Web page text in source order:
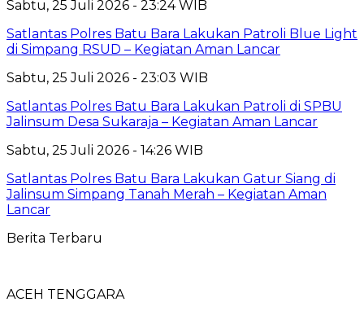
Sabtu, 25 Juli 2026 - 23:24 WIB
Satlantas Polres Batu Bara Lakukan Patroli Blue Light
di Simpang RSUD – Kegiatan Aman Lancar
Sabtu, 25 Juli 2026 - 23:03 WIB
Satlantas Polres Batu Bara Lakukan Patroli di SPBU
Jalinsum Desa Sukaraja – Kegiatan Aman Lancar
Sabtu, 25 Juli 2026 - 14:26 WIB
Satlantas Polres Batu Bara Lakukan Gatur Siang di
Jalinsum Simpang Tanah Merah – Kegiatan Aman
Lancar
Berita Terbaru
ACEH TENGGARA